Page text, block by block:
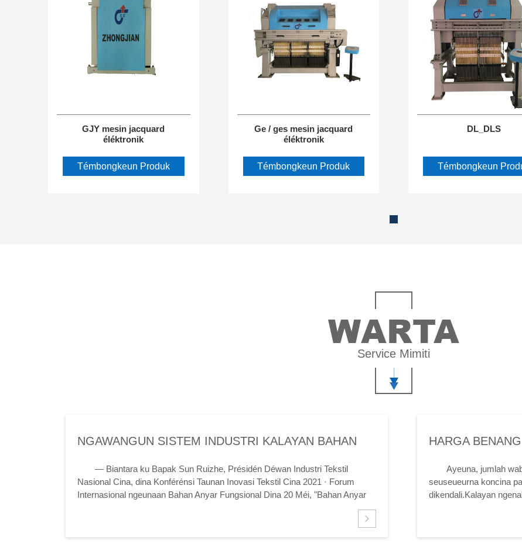
GJY mesin jacquard
éléktronik
Témbongkeun Produk
Ge / ges mesin jacquard
éléktronik
Témbongkeun Produk
DL_DLS
Témbongkeun
WARTA
Service Mimiti
NGAWANGUN SISTEM INDUSTRI KALAYAN BAHAN
— Biantara ku Bapak Sun Ruizhe, Présidén Déwan Industri Tekstil
Nasional Cina, dina Konférénsi Taunan Inovasi Tekstil Cina 2021 · Forum
Internasional ngeunaan Bahan Anyar Fungsional Dina 20 Méi, "Bahan Anyar
HARGA
Ayeuna, jumlah
seuseueurna koncina
dikendali.Kalayan